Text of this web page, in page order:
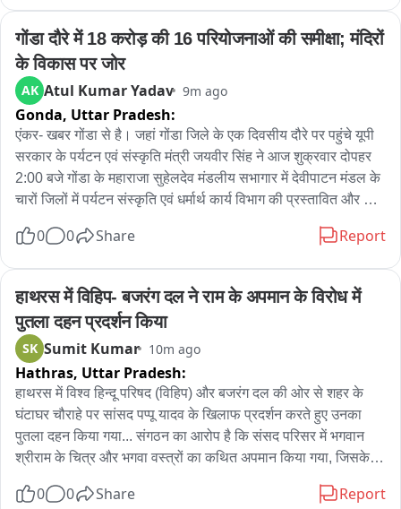
सुनावणी
सुप्रीम कोर्टात सुनावणी सुरू आहे.... आमची बाजू वकील मांडतील
आम्हाला योग्य न्याय मिळेल, ही आम्हाला खात्री आहे
संजय राऊत जज आहेत का ?
sुनावणी कोर्टासमोर चाललीय...त्यांना योग्य उत्तर आम्ही देऊ
गोंडा दौरे में 18 करोड़ की 16 परियोजनाओं की समीक्षा; मंदिरों
के विकास पर जोर
AK Atul Kumar Yadav 9m ago
Gonda, Uttar Pradesh:
एंकर- खबर गोंडा से है। जहां गोंडा जिले के एक दिवसीय दौरे पर पहुंचे यूपी
सरकार के पर्यटन एवं संस्कृति मंत्री जयवीर सिंह ने आज शुक्रवार दोपहर
2:00 बजे गोंडा के महाराजा सुहेलदेव मंडलीय सभागार में देवीपाटन मंडल के
चारों जिलों में पर्यटन संस्कृति एवं धर्मार्थ कार्य विभाग की प्रस्तावित और
दौरान 18 करोड रुपए की 16 परियोजनाओं पर समीक्षा हुई है इसके साथ ही
प्राथमिकता के आधार पर पूर्ण करने के निर्देश दिए गए हैं। बैठक के दौरान
यह भी निर्देश दिया गया है कि मां नंदन देवी,जंम्बूद्वीप और कपिल मुनि आश्रम
के विकास पर उत्तर प्रदेश सरकार का फोकस है गोंडा-बलरामपुर के
रामलीला मैदाने और प्राचीन शिवालयों के विकास को भी गति मिलेगी। इसके
साथ ही साथ 22.18 करोड़ से भगवान घनश्याम महाराज की जन्मस्थली
स्वामी नारायण छपिया मंदिर को भी विकसित किया जाएगा और श्रद्धालुओं के
लिए यहां पर विशेष सुविधा होगी। वही मीडिया से बात करते हुए यूपी पर्यटन
मंत्री जयवीर सिंह ने राहुल गांधी के छात्र संवाद कार्यक्रम को लेकर के कहा
कि राहुल गांधी अपनी राजनीतिक रोटियां सेकने के लिए कूद पड़े हैं लेकिन
तरीके से संकल्पबद्ध तरीके से साथ खड़ी है। वहीं संसद के बाहर विपक्ष द्वारा
0 0 Share Report
हाथरस में विहिप- बजरंग दल ने राम के अपमान के विरोध में
पुतला दहन प्रदर्शन किया
SK Sumit Kumar 10m ago
Hathras, Uttar Pradesh:
हाथरस में विश्व हिन्दू परिषद (विहिप) और बजरंग दल की ओर से शहर के
घंटाघर चौराहे पर सांसद पप्पू यादव के खिलाफ प्रदर्शन करते हुए उनका
पुतला दहन किया गया... संगठन का आरोप है कि संसद परिसर में भगवान
श्रीराम के चित्र और भगवा वस्त्रों का कथित अपमान किया गया, जिसके
0 0 Share Report